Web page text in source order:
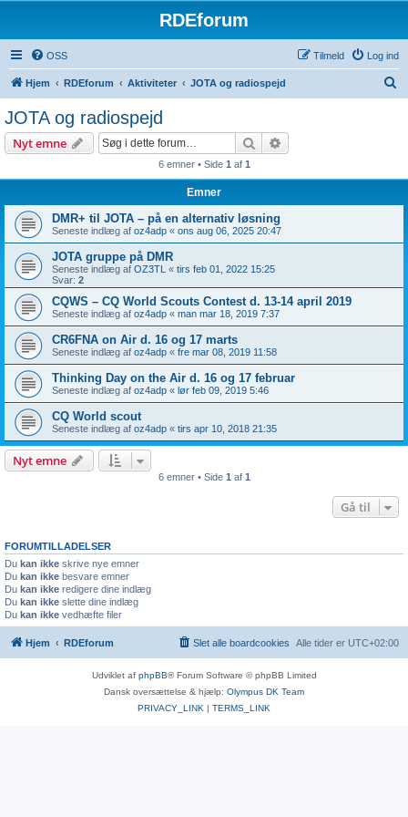
RDEforum
OSS Log ind
Tilmeld
Hjem RDEforum Aktiviteter JOTA og radiospejd
JOTA og radiospejd
Nyt emne Søg
6 emner • Side 1 af 1
Emner
DMR+ til JOTA – på en alternativ løsning
Seneste indlæg af oz4adp « ons aug 06, 2025 20:47
JOTA gruppe på DMR
Seneste indlæg af OZ3TL « tirs feb 01, 2022 15:25
Svar: 2
CQWS – CQ World Scouts Contest d. 13-14 april 2019
Seneste indlæg af oz4adp « man mar 18, 2019 7:37
CR6FNA on Air d. 16 og 17 marts
Seneste indlæg af oz4adp « fre mar 08, 2019 11:58
Thinking Day on the Air d. 16 og 17 februar
Seneste indlæg af oz4adp « lør feb 09, 2019 5:46
CQ World scout
Seneste indlæg af oz4adp « tirs apr 10, 2018 21:35
Nyt emne
6 emner • Side 1 af 1
Gå til
FORUMTILLADELSER
Du kan ikke skrive nye emner
Du kan ikke besvare emner
Du kan ikke redigere dine indlæg
Du kan ikke slette dine indlæg
Du kan ikke vedhæfte filer
Hjem RDEforum Alle tider er UTC+02:00
Slet alle boardcookies
Udviklet af phpBB® Forum Software © phpBB Limited
Dansk oversættelse & hjælp: Olympus DK Team
PRIVACY_LINK | TERMS_LINK